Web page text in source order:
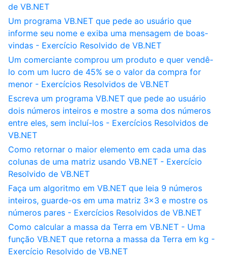
de VB.NET
Um programa VB.NET que pede ao usuário que
informe seu nome e exiba uma mensagem de boas-
vindas - Exercício Resolvido de VB.NET
Um comerciante comprou um produto e quer vendê-
lo com um lucro de 45% se o valor da compra for
menor - Exercícios Resolvidos de VB.NET
Escreva um programa VB.NET que pede ao usuário
dois números inteiros e mostre a soma dos números
entre eles, sem incluí-los - Exercícios Resolvidos de
VB.NET
Como retornar o maior elemento em cada uma das
colunas de uma matriz usando VB.NET - Exercício
Resolvido de VB.NET
Faça um algoritmo em VB.NET que leia 9 números
inteiros, guarde-os em uma matriz 3x3 e mostre os
números pares - Exercícios Resolvidos de VB.NET
Como calcular a massa da Terra em VB.NET - Uma
função VB.NET que retorna a massa da Terra em kg -
Exercício Resolvido de VB.NET